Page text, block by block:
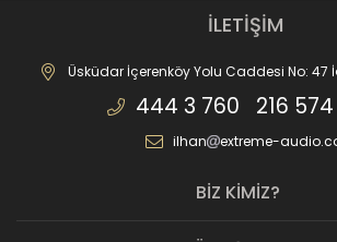
İLETİŞİM
Üsküdar İçerenköy Yolu Caddesi No: 47
444 3 760 216 574
ilhan extreme-
BİZ KİMİZ?